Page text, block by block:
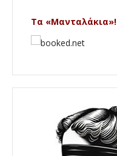
Τα «Μανταλάκια»!